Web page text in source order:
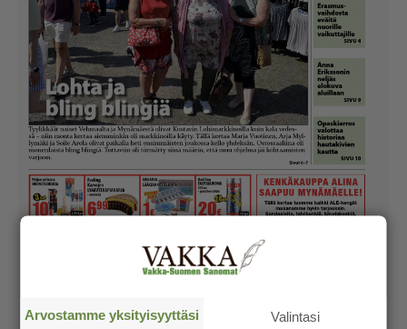
Arvostamme yksityisyyttäsi Valintasi